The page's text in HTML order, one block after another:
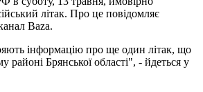
літак. Про це повідомляє
Baza.
інформацію про ще один літак, що
районі Брянської області", - йдеться у